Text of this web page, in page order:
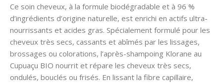
Ce soin cheveux, à la formule biodégradable et à 96 %
d’ingrédients d’origine naturelle, est enrichi en actifs ultra-
nourrissants et acides gras. Spécialement formulé pour les
cheveux très secs, cassants et abîmés par les lissages,
brossages ou colorations, l’après-shampoing Klorane au
Cupuaçu BIO nourrit et répare les cheveux très secs,
ondulés, bouclés ou frisés. En lissant la fibre capillaire,